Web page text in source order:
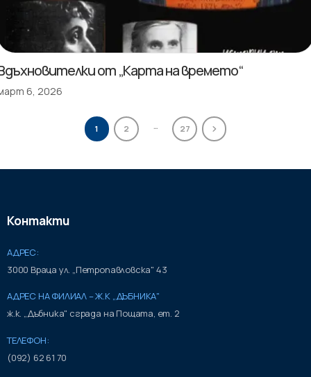
от „Карта на времето“
6, 2026
1 2 … 27
Контакти
АДРЕС:
3000 Враца ул. „Петропавловска" 43
АДРЕС НА ФИЛИАЛ – Ж.К „ДЪБНИКА"
ж.к. „Дъбника" сграда на Пощата, ет. 2
ТЕЛЕФОН:
(092) 62 61 70